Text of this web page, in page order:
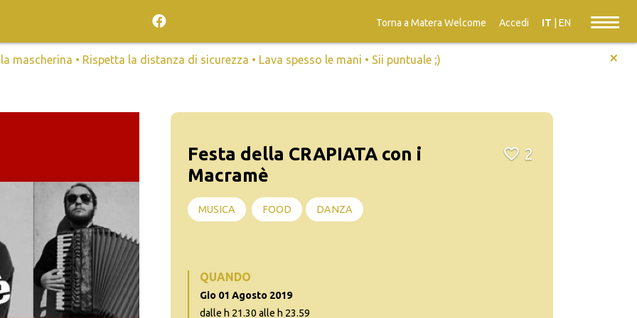
Torna a Matera Welcome Accedi IT EN
la mascherina • Rispetta la distanza di sicurezza • Lava spesso le mani • Sii puntuale ;) +
Festa della CRAPIATA con i
Macramè
2
MUSICA FOOD DANZA
QUANDO
Gio 01 Agosto 2019
dalle h 21.30 alle h 23.59